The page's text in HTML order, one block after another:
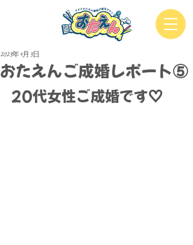
おたえんご成婚レポート⑤
2023年4月3日
20代女性ご成婚です♡